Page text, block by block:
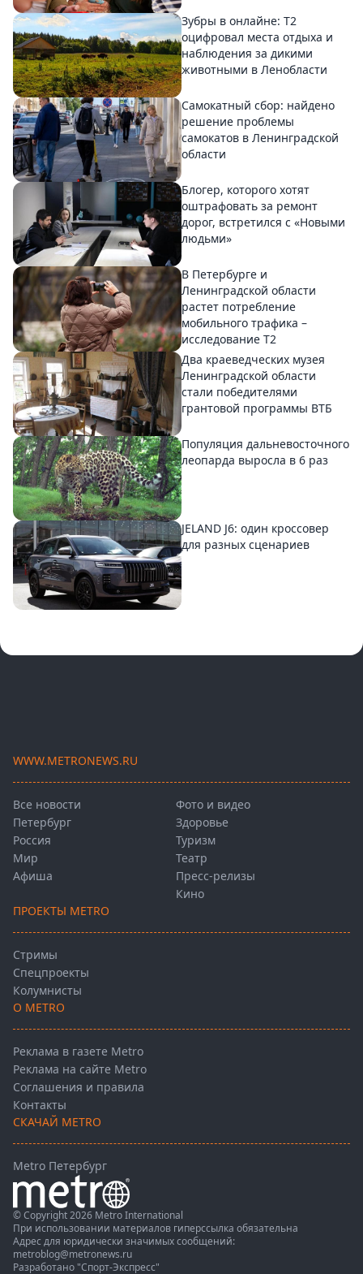
Зубры в онлайне: Т2
оцифровал места отдыха и
наблюдения за дикими
животными в Ленобласти
Самокатный сбор: найдено
решение проблемы
самокатов в Ленинградской
области
Блогер, которого хотят
оштрафовать за ремонт
дорог, встретился с «Новыми
людьми»
В Петербурге и
Ленинградской области
растет потребление
мобильного трафика –
исследование T2
Два краеведческих музея
Ленинградской области
стали победителями
грантовой программы ВТБ
Популяция дальневосточного
леопарда выросла в 6 раз
JELAND J6: один кроссовер
для разных сценариев
WWW.METRONEWS.RU
Все новости
Петербург
Россия
Мир
Афиша
Фото и видео
Здоровье
Туризм
Театр
Пресс-релизы
Кино
ПРОЕКТЫ METRO
Стримы
Спецпроекты
Колумнисты
О METRO
Реклама в газете Metro
Реклама на сайте Metro
Соглашения и правила
Контакты
СКАЧАЙ METRO
Metro Петербург
© Copyright 2026 Metro International
При использовании материалов гиперссылка обязательна
Адрес для юридически значимых сообщений:
metroblog@metronews.ru
Разработано "Спорт-Экспресс"